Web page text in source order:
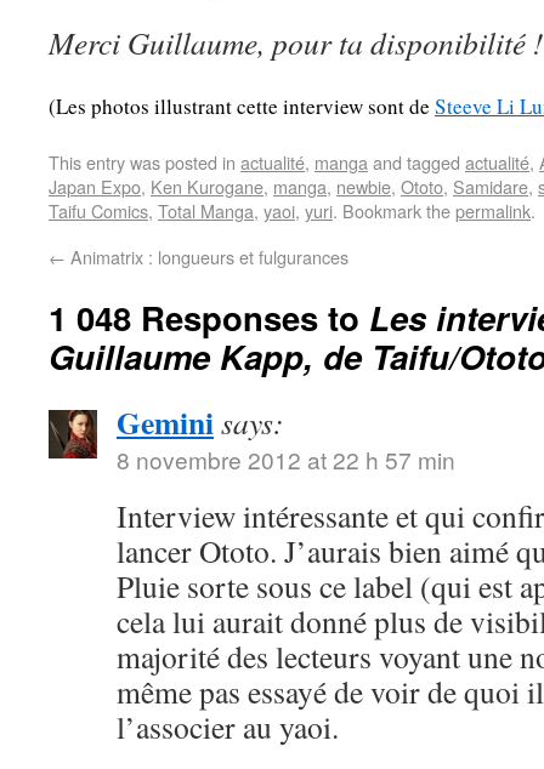
Merci Guillaume, pour ta disponibilité !
(Les photos illustrant cette interview sont de Steeve Li
This entry was posted in actualité, manga and tagged actualité,
Japan Expo, Ken Kurogane, manga, newbie, Ototo, Samidare,
Taifu Comics, Total Manga, yaoi, yuri. Bookmark thepermalink.
← Animatrix : longueurs et fulgurances
1 048 Responses to Les
Guillaume Kapp, de Taifu/
Geminisays:
8 novembre 2012 at 22 h 57 min
Interview intéressante et qui
lancer Ototo. J’aurais bien aimé
Pluie sorte sous ce label (qui est
cela lui aurait donné plus de
majorité des lecteurs voyant une
même pas essayé de voir de quoi
l’associer au yaoi.